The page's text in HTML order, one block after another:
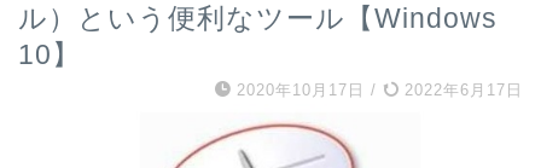
ル）という便利なツール【Windows
10】
2020年10月17日 / 2022年6月17日